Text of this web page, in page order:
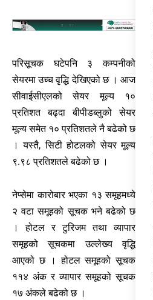
परिसूचक घटेपनि ३ कम्पनीको
सेयरमा उच्च वृद्धि देखिएको छ । आज
सीवाईसीएलको सेयर मूल्य १०
प्रतिशत बढ्दा बीपीडब्लुको सेयर
मूल्य समेत १० प्रतिशतले नै बढेको छ
। यस्तै, सिटी होटलको सेयर मूल्य
९.९८ प्रतिशतले बढेको छ ।
नेप्सेमा कारोबार भएका १३ समूहमध्ये
२ वटा समूहको सूचक भने बढेको छ
। होटल र टुरिजम तथा व्यापार
समूहको सूचकमा उल्लेख्य वृद्धि
आएको छ । होटल समूहको सूचक
११४ अंक र व्यापार समूहको सूचक
१७ अंकले बढेको छ ।